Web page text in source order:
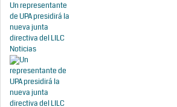
Un representante
de UPA presidirá la
nueva junta
directiva del LILC
Noticias